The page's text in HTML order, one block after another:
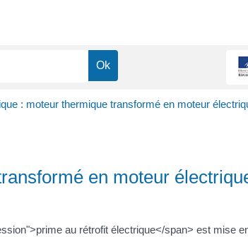
: moteur thermique transformé en moteur
en moteur
au rétrofit électrique</span> est mise